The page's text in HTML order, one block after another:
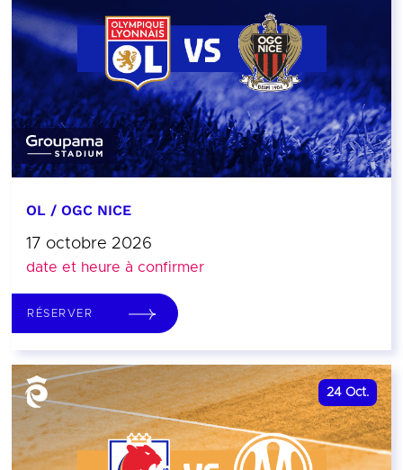
OL / OGC NICE
17 octobre 2026
date et heure à confirmer
RÉSERVER
24 Oct.